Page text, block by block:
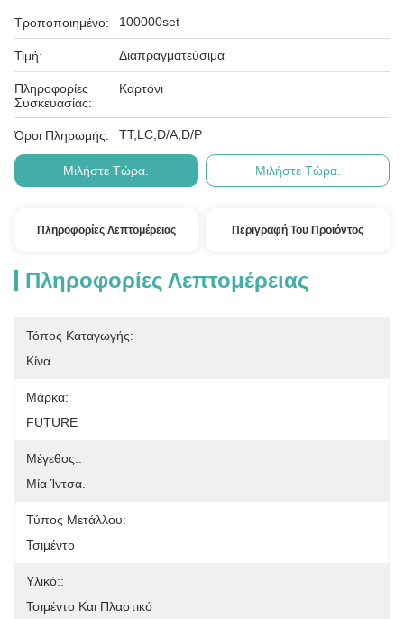
Τροποποιημένο: 100000set
Τιμή: Διαπραγματεύσιμα
Πληροφορίες
Συσκευασίας:
Καρτόνι
Όροι Πληρωμής: ΤΤ,LC,D/A,D/P
Μιλήστε Τώρα. Μιλήστε Τώρα.
Πληροφορίες Λεπτομέρειας Περιγραφή Του Προϊόντος
Πληροφορίες Λεπτομέρειας
Τόπος Καταγωγής:
Κίνα
Μάρκα:
FUTURE
Μέγεθος::
Μία Ίντσα.
Τύπος Μετάλλου:
Τσιμέντο
Υλικό::
Τσιμέντο Και Πλαστικό